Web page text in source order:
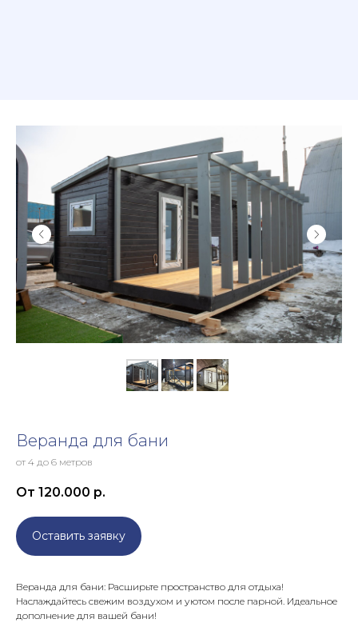
Веранда для бани
от 4 до 6 метров
От 120.000 р.
Оставить заявку
Веранда для бани: Расширьте пространство для отдыха!
Наслаждайтесь свежим воздухом и уютом после парной. Идеальное
дополнение для вашей бани!